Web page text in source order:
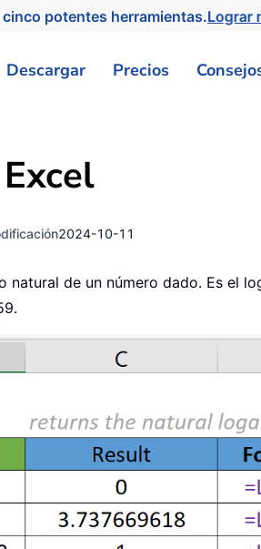
potentes herramientas.Lograr
Descargar Precios
2024-10-11
natural de un número dado. Es el